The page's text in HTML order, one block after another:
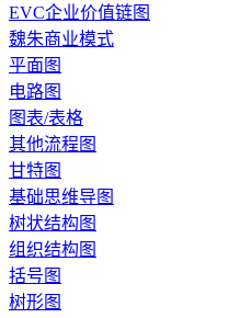
EVC企业价值链图
魏朱商业模式
平面图
电路图
图表/表格
其他流程图
甘特图
基础思维导图
树状结构图
组织结构图
括号图
树形图